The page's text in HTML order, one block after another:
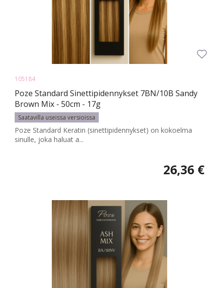
105184
Poze Standard Sinettipidennykset 7BN/10B Sandy
Brown Mix - 50cm - 17g
Saatavilla useissa versioissa
Poze Standard Keratin (sinettipidennykset) on kokoelma
sinulle, joka haluat a...
26,36 €